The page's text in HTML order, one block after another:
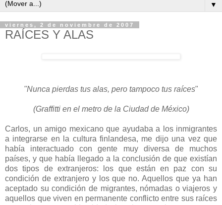
▼
viernes, 2 de noviembre de 2007
RAÍCES Y ALAS
"Nunca pierdas tus alas, pero tampoco tus raíces"
(Graffitti en el metro de la Ciudad de México)
Carlos, un amigo mexicano que ayudaba a los inmigrantes
a integrarse en la cultura finlandesa, me dijo una vez que
había interactuado con gente muy diversa de muchos
países, y que había llegado a la conclusión de que existían
dos tipos de extranjeros: los que están en paz con su
condición de extranjero y los que no. Aquellos que ya han
aceptado su condición de migrantes, nómadas o viajeros y
aquellos que viven en permanente conflicto entre sus raíces